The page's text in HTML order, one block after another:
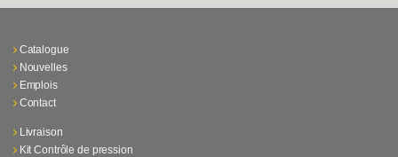
Catalogue
Nouvelles
Emplois
Contact
Livraison
Kit Contrôle de pression